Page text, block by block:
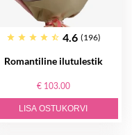
4.6 (196)
Romantiline ilutulestik
€ 103.00
LISA OSTUKORVI